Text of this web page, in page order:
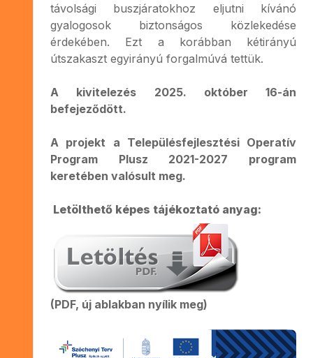
távolsági buszjáratokhoz eljutni kívánó
gyalogosok biztonságos közlekedése
érdekében. Ezt a korábban kétirányú
útszakaszt egyirányú forgalmúvá tettük.
A kivitelezés 2025. október 16-án
befejeződött.
A projekt a Településfejlesztési Operatív
Program Plusz 2021-2027 program
keretében valósult meg.
Letölthető képes tájékoztató anyag:
(PDF, új ablakban nyílik meg)